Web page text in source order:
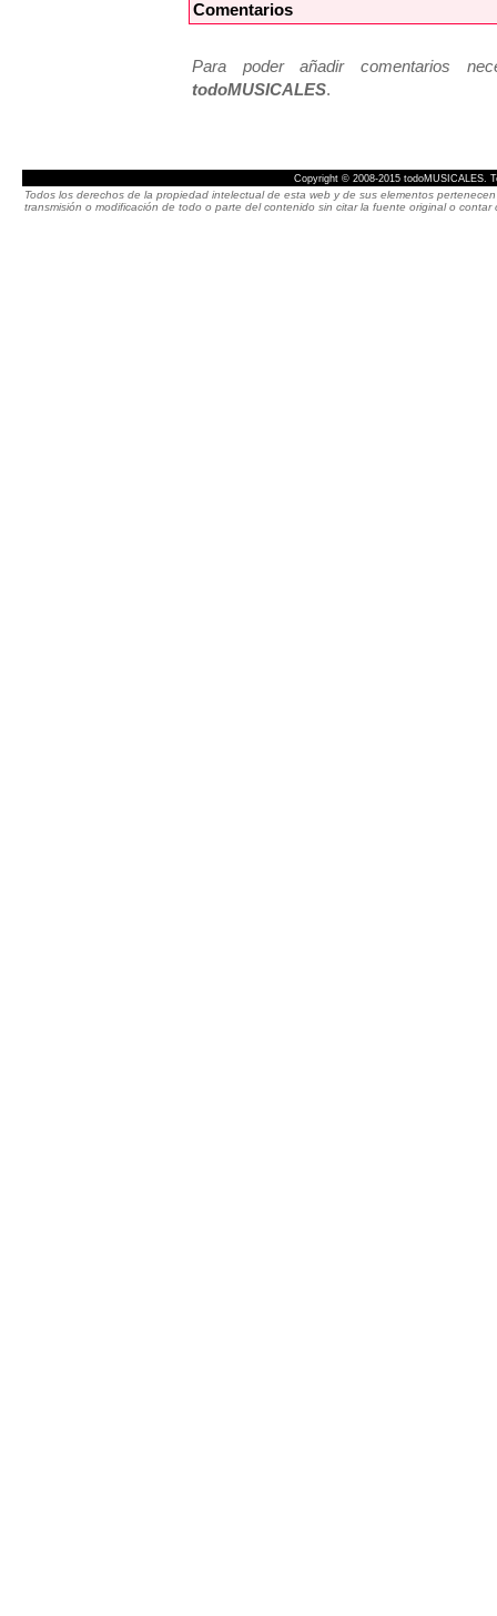
Comentarios
Para poder añadir comentarios
todoMUSICALES.
Copyright © 2008-2015 todoMUSICALES.
Todos los derechos de la propiedad intelectual de esta web y de sus elementos
transmisión o modificación de todo o parte del contenido sin citar la fuente original o